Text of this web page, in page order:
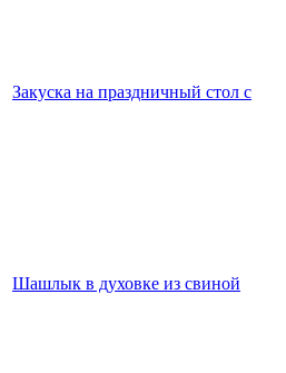
Закуска на праздничный стол с
Шашлык в духовке из свиной